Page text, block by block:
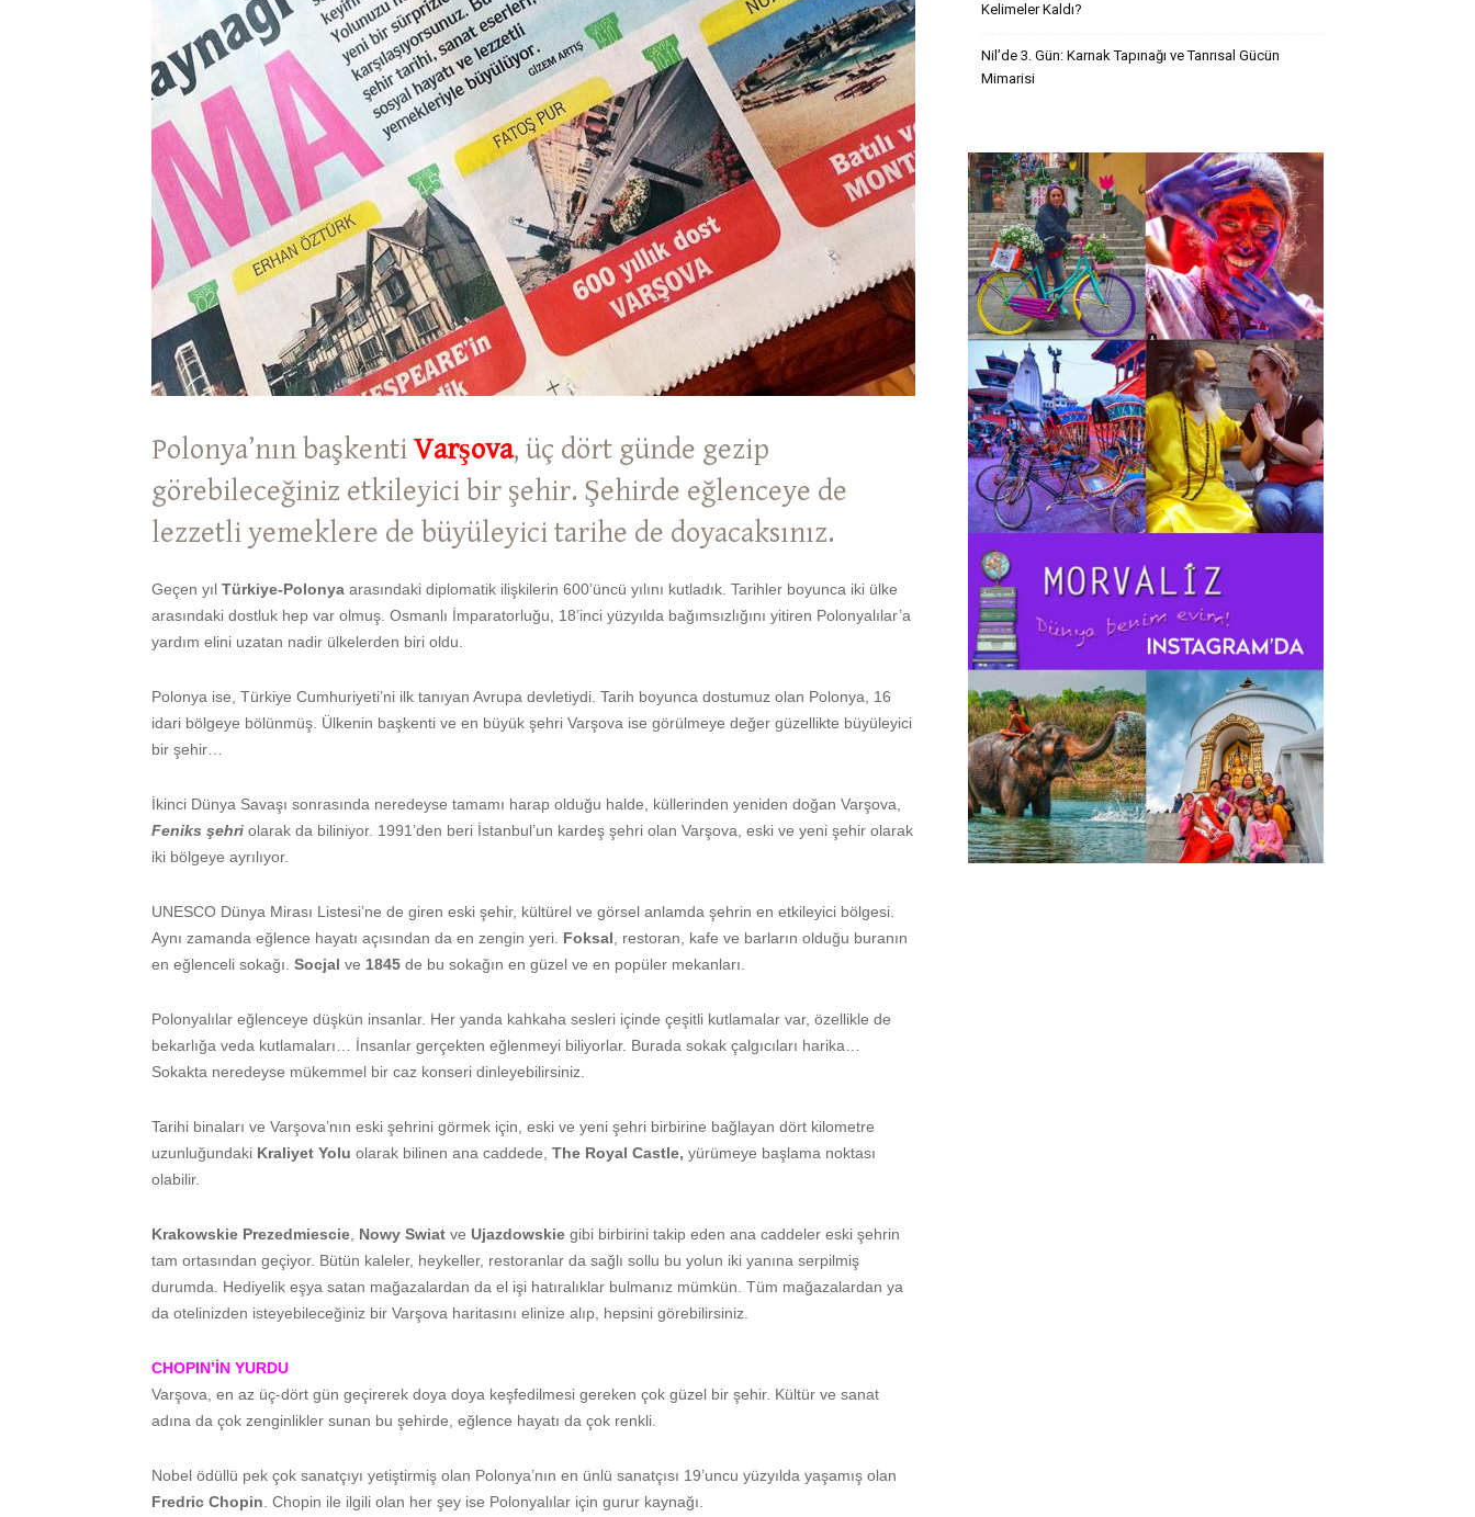
Polonya’nın başkentiVarşova, üç dört günde gezip
görebileceğiniz etkileyici bir şehir. Şehirde eğlenceye de
lezzetli yemeklere de büyüleyici tarihe de doyacaksınız.
Geçen yıl Türkiye-Polonya arasındaki diplomatik ilişkilerin 600’üncü yılını kutladık. Tarihler boyunca iki ülke
arasındaki dostluk hep var olmuş. Osmanlı İmparatorluğu, 18’inci yüzyılda bağımsızlığını yitiren Polonyalılar’a
yardım elini uzatan nadir ülkelerden biri oldu.
Polonya ise, Türkiye Cumhuriyeti’ni ilk tanıyan Avrupa devletiydi. Tarih boyunca dostumuz olan Polonya, 16
idari bölgeye bölünmüş. Ülkenin başkenti ve en büyük şehri Varşova ise görülmeye değer güzellikte büyüleyici
bir şehir…
İkinci Dünya Savaşı sonrasında neredeyse tamamı harap olduğu halde, küllerinden yeniden doğan Varşova,
Feniks şehri olarak da biliniyor. 1991’den beri İstanbul’un kardeş şehri olan Varşova, eski ve yeni şehir olarak
iki bölgeye ayrılıyor.
UNESCO Dünya Mirası Listesi’ne de giren eski şehir, kültürel ve görsel anlamda şehrin en etkileyici bölgesi.
Aynı zamanda eğlence hayatı açısından da en zengin yeri. Foksal , restoran, kafe ve barların olduğu buranın
en eğlenceli sokağı. Socjal ve 1845 de bu sokağın en güzel ve en popüler mekanları.
Polonyalılar eğlenceye düşkün insanlar. Her yanda kahkaha sesleri içinde çeşitli kutlamalar var, özellikle de
bekarlığa veda kutlamaları… İnsanlar gerçekten eğlenmeyi biliyorlar. Burada sokak çalgıcıları harika…
Sokakta neredeyse mükemmel bir caz konseri dinleyebilirsiniz.
Tarihi binaları ve Varşova’nın eski şehrini görmek için, eski ve yeni şehri birbirine bağlayan dört kilometre
uzunluğundaki Kraliyet Yolu olarak bilinen ana caddede, The Royal Castle, yürümeye başlama noktası
olabilir.
Krakowskie Prezedmiescie Nowy Swiat ve Ujazdowskie gibi birbirini takip eden ana caddeler eski şehrin
tam ortasından geçiyor. Bütün kaleler, heykeller, restoranlar da sağlı sollu bu yolun iki yanına serpilmiş
durumda. Hediyelik eşya satan mağazalardan da el işi hatıralıklar bulmanız mümkün. Tüm mağazalardan ya
da otelinizden isteyebileceğiniz bir Varşova haritasını elinize alıp, hepsini görebilirsiniz.
CHOPIN’İN YURDU
Varşova, en az üç-dört gün geçirerek doya doya keşfedilmesi gereken çok güzel bir şehir. Kültür ve sanat
adına da çok zenginlikler sunan bu şehirde, eğlence hayatı da çok renkli.
Nobel ödüllü pek çok sanatçıyı yetiştirmiş olan Polonya’nın en ünlü sanatçısı 19’uncu yüzyılda yaşamış olan
Fredric Chopin . Chopin ile ilgili olan her şey ise Polonyalılar için gurur kaynağı.
Kelimeler Kaldı?
Nil’de 3. Gün: Karnak Tapınağı ve Tanrısal Gücün
Mimarisi